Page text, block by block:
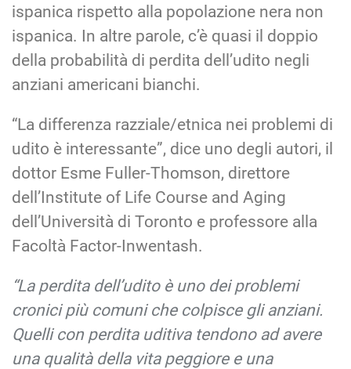
ispanica rispetto alla popolazione nera non
ispanica. In altre parole, c’è quasi il doppio
della probabilità di perdita dell’udito negli
anziani americani bianchi.
“La differenza razziale/etnica nei problemi di
udito è interessante”, dice uno degli autori, il
dottor Esme Fuller-Thomson, direttore
dell’Institute of Life Course and Aging
dell’Università di Toronto e professore alla
Facoltà Factor-Inwentash.
“La perdita dell’udito è uno dei problemi
cronici più comuni che colpisce gli anziani.
Quelli con perdita uditiva tendono ad avere
una qualità della vita peggiore e una